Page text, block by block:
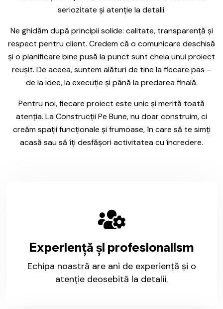
seriozitate și atenție la detalii.
Ne ghidăm după principii solide: calitate, transparență și
respect pentru client. Credem că o comunicare deschisă
și o planificare bine pusă la punct sunt cheia unui proiect
reușit. De aceea, suntem alături de tine la fiecare pas –
de la idee, la execuție și până la predarea finală.
Pentru noi, fiecare proiect este unic și merită toată
atenția. La Construcții Pe Bune, nu doar construim, ci
creăm spații funcționale și frumoase, în care să te simți
acasă sau să îți desfășori activitatea cu încredere.
Experiență și profesionalism
Echipa noastră are ani de experiență și o
atenție deosebită la detalii.